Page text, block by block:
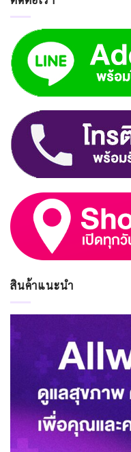
สินค้าแนะนำ